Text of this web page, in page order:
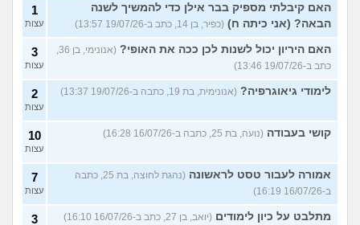
האם קיבלתי מספיק בבר אילן כדי להמשיך לשנה
הבאה? (אני כיתה ח) (כפיר, בן 14, כתב ב-19/07/26 13:57)
1
עצות
האם היריון יכול לשנות לכן ככה את האופי?
כתב ב-19/07/26 13:46)
3
עצות
לימודי גיאוגרפיה? (אנונימית, בת 19, כתבה ב-19/07/26 13:37) 2
עצות
קושי בעבודה (נועה, בת 25, כתבה ב-16/07/26 16:28) 10
עצות
אמורה לעבור טסט לראשונה
(נהגת לחוצה, בת 25, כתבה
ב-16/07/26 16:19)
7
עצות
מתלבט על כיון לימודים (יואב, בן 27, כתב ב-16/07/26 16:10) 3